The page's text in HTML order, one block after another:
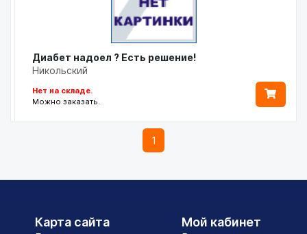
Диабет надоел ? Есть решение!
Никольский
Нет на складе.
Можно заказать.
1
Карта сайта Мой кабинет